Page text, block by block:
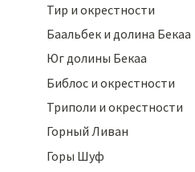
Тир и окрестности
Баальбек и долина Бекаа
Юг долины Бекаа
Библос и окрестности
Триполи и окрестности
Горный Ливан
Горы Шуф